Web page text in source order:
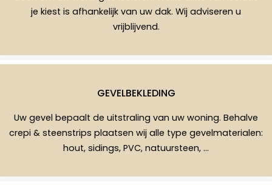
je kiest is afhankelijk van uw dak. Wij adviseren u
vrijblijvend.
GEVELBEKLEDING
Uw gevel bepaalt de uitstraling van uw woning. Behalve
crepi & steenstrips plaatsen wij alle type gevelmaterialen:
hout, sidings, PVC, natuursteen, …